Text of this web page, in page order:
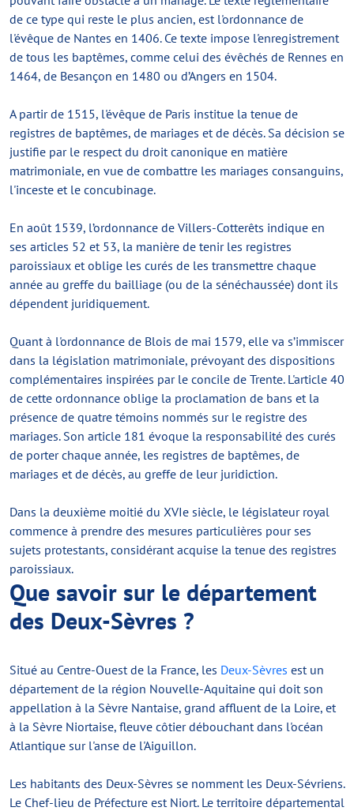
de ce type qui reste le plus ancien, est l'ordonnance de
l'évêque de Nantes en 1406. Ce texte impose l'enregistrement
de tous les baptêmes, comme celui des évêchés de Rennes en
1464, de Besançon en 1480 ou d’Angers en 1504.
A partir de 1515, l'évêque de Paris institue la tenue de
registres de baptêmes, de mariages et de décès. Sa décision se
justifie par le respect du droit canonique en matière
matrimoniale, en vue de combattre les mariages consanguins,
l'inceste et le concubinage.
En août 1539, l’ordonnance de Villers-Cotterêts indique en
ses articles 52 et 53, la manière de tenir les registres
paroissiaux et oblige les curés de les transmettre chaque
année au greffe du bailliage (ou de la sénéchaussée) dont ils
dépendent juridiquement.
Quant à l'ordonnance de Blois de mai 1579, elle va s’immiscer
dans la législation matrimoniale, prévoyant des dispositions
complémentaires inspirées par le concile de Trente. L'article 40
de cette ordonnance oblige la proclamation de bans et la
présence de quatre témoins nommés sur le registre des
mariages. Son article 181 évoque la responsabilité des curés
de porter chaque année, les registres de baptêmes, de
mariages et de décès, au greffe de leur juridiction.
Dans la deuxième moitié du XVIe siècle, le législateur royal
commence à prendre des mesures particulières pour ses
sujets protestants, considérant acquise la tenue des registres
paroissiaux.
Que savoir sur le département
des Deux-Sèvres ?
Situé au Centre-Ouest de la France, les Deux-Sèvres est un
département de la région Nouvelle-Aquitaine qui doit son
appellation à la Sèvre Nantaise, grand affluent de la Loire, et
à la Sèvre Niortaise, fleuve côtier débouchant dans l'océan
Atlantique sur l'anse de l'Aiguillon.
Les habitants des Deux-Sèvres se nomment les Deux-Sévriens.
Le Chef-lieu de Préfecture est Niort. Le territoire départemental